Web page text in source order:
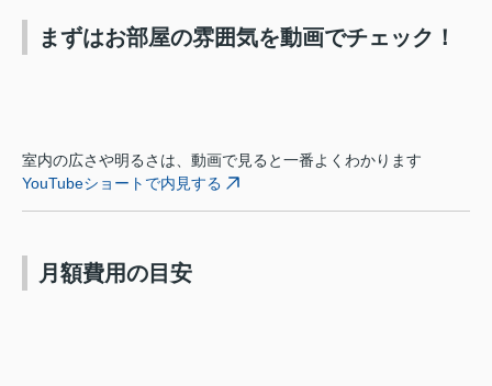
まずはお部屋の雰囲気を動画でチェック！
室内の広さや明るさは、動画で見ると一番よくわかります
YouTubeショートで内見する
月額費用の目安